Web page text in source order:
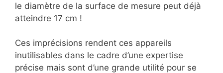
le diamètre de la surface de mesure peut déjà
atteindre 17 cm !
Ces imprécisions rendent ces appareils
inutilisables dans le cadre d’une expertise
précise mais sont d’une grande utilité pour se